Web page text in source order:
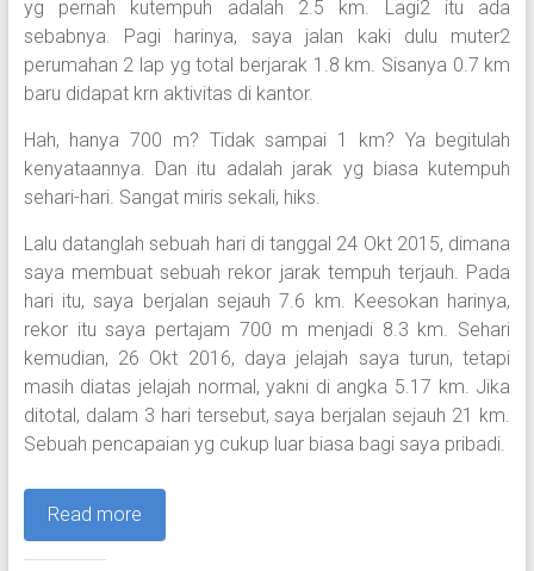
yg pernah kutempuh adalah 2.5 km. Lagi2 itu ada
sebabnya. Pagi harinya, saya jalan kaki dulu muter2
perumahan 2 lap yg total berjarak 1.8 km. Sisanya 0.7 km
baru didapat krn aktivitas di kantor.
Hah, hanya 700 m? Tidak sampai 1 km? Ya begitulah
kenyataannya. Dan itu adalah jarak yg biasa kutempuh
sehari-hari. Sangat miris sekali, hiks.
Lalu datanglah sebuah hari di tanggal 24 Okt 2015, dimana
saya membuat sebuah rekor jarak tempuh terjauh. Pada
hari itu, saya berjalan sejauh 7.6 km. Keesokan harinya,
rekor itu saya pertajam 700 m menjadi 8.3 km. Sehari
kemudian, 26 Okt 2016, daya jelajah saya turun, tetapi
masih diatas jelajah normal, yakni di angka 5.17 km. Jika
ditotal, dalam 3 hari tersebut, saya berjalan sejauh 21 km.
Sebuah pencapaian yg cukup luar biasa bagi saya pribadi.
Read more